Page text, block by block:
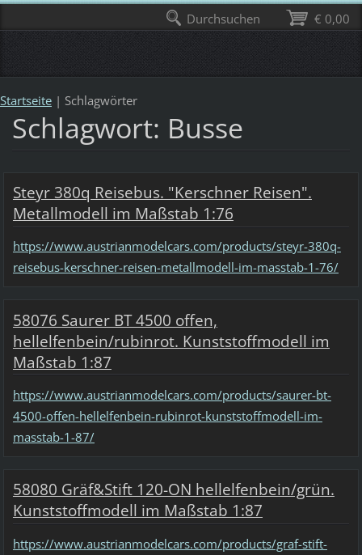
Startseite | Schlagwörter
Schlagwort: Busse
Steyr 380q Reisebus. "Kerschner Reisen".
Metallmodell im Maßstab 1:76
https://www.austrianmodelcars.com/products/steyr-380q-
reisebus-kerschner-reisen-metallmodell-im-masstab-1-76/
58076 Saurer BT 4500 offen,
hellelfenbein/rubinrot. Kunststoffmodell im
Maßstab 1:87
https://www.austrianmodelcars.com/products/saurer-bt-
4500-offen-hellelfenbein-rubinrot-kunststoffmodell-im-
masstab-1-87/
58080 Gräf&Stift 120-ON hellelfenbein/grün.
Kunststoffmodell im Maßstab 1:87
https://www.austrianmodelcars.com/products/graf-stift-
€ 0,00
Durchsuchen